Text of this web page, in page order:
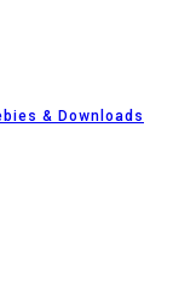
& Downloads